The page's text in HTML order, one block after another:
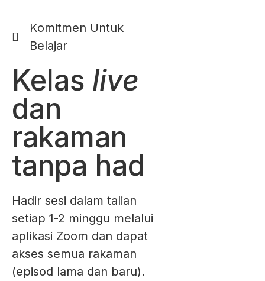
Komitmen Untuk
Belajar
Kelas live
dan
rakaman
tanpa had
Hadir sesi dalam talian
setiap 1-2 minggu melalui
aplikasi Zoom dan dapat
akses semua rakaman
(episod lama dan baru).